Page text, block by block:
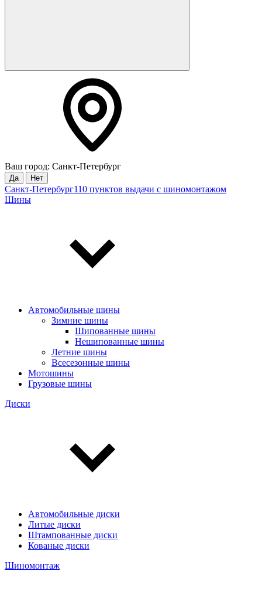
Ваш город: Санкт-Петербург
Да Нет
Санкт-Петербург110 пунктов выдачи с шиномонтажом
Шины
Автомобильные шины
Зимние шины
Шипованные шины
Нешипованные шины
Летние шины
Всесезонные шины
Мотошины
Грузовые шины
Диски
Автомобильные диски
Литые диски
Штампованные диски
Кованые диски
Шиномонтаж